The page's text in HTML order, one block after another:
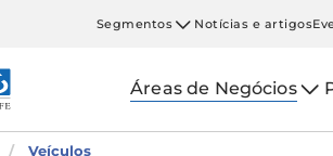
Segmentos Notícias e artigos
Áreas de Negócios
Veículos